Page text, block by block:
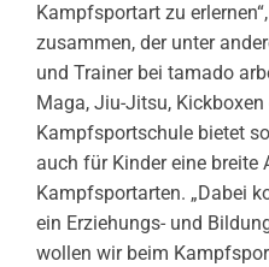
Kampfsportart zu
zusammen, der unter
und Trainer bei tamado
Maga, Jiu-Jitsu, Kickboxen
Kampfsportschule bietet
auch für Kinder eine breite
Kampfsportarten. „Dabei
ein Erziehungs- und
wollen wir beim